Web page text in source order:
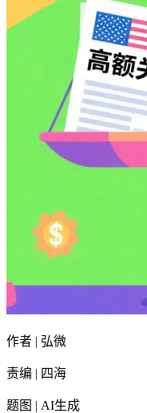
作者 | 弘微
责编 | 四海
题图 | AI生成